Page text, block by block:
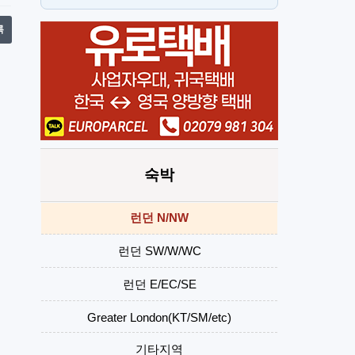
숙박
런던 N/NW
런던 SW/W/WC
런던 E/EC/SE
Greater London(KT/SM/etc)
기타지역